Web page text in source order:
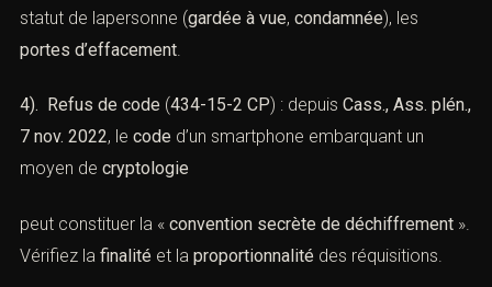
statut de lapersonne (gardée à vue, condamnée), les
portes d’effacement
4). Refus de code (434-15-2 CP) : depuis Cass., Ass. plén.,
7 nov. 2022, le code d’un smartphone embarquant un
moyen de cryptologie
peut constituer la « convention secrète de déchiffrement ».
Vérifiez la finalité et la proportionnalité des réquisitions.